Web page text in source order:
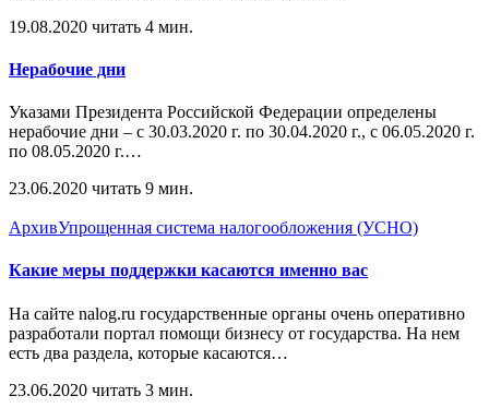
19.08.2020 читать 4 мин.
Нерабочие дни
Указами Президента Российской Федерации определены
нерабочие дни – с 30.03.2020 г. по 30.04.2020 г., с 06.05.2020 г.
по 08.05.2020 г.…
23.06.2020 читать 9 мин.
АрхивУпрощенная система налогообложения (УСНО)
Какие меры поддержки касаются именно вас
На сайте nalog.ru государственные органы очень оперативно
разработали портал помощи бизнесу от государства. На нем
есть два раздела, которые касаются…
23.06.2020 читать 3 мин.